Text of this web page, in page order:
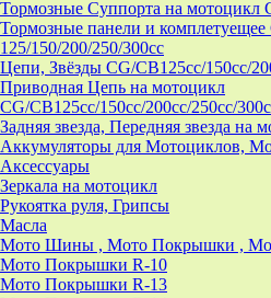
Тормозные Суппорта на мотоцикл
Тормозные панели и комплетуещее
125/150/200/250/300cc
Цепи, Звёзды CG/CB125cc/150cc/
Приводная Цепь на мотоцикл
CG/CB125cc/150cc/200cc/250cc/
Задняя звезда, Передняя звезда на
Аккумуляторы для Мотоциклов,
Аксессуары
Зеркала на мотоцикл
Рукоятка руля, Грипсы
Масла
Мото Шины , Мото Покрышки ,
Мото Покрышки R-10
Мото Покрышки R-13